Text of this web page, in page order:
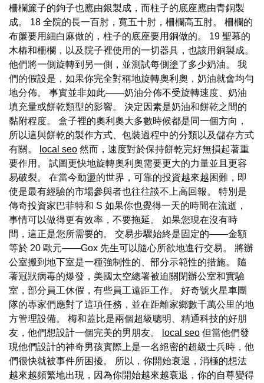
柵欄簾子的鉤子也應由銀製成，而柱子的底座應由青銅製
成。 18 全院的長一百肘，寬五十肘，柵欄高五肘。 柵欄的
布簾要用細白麻做的，柱子的底座要用銅做的。 19 聖幕的
木樁和柵欄，以及院子裡使用的一切器具，也該用銅製成。
他們將一側旋轉到另一側，並測試每側塗了多少奶油。 我
們的假設是，如果你完全對稱地旋轉奧利奧，奶油就會均勻
地分佈。 事實並非如此——奶油分佈不受旋轉速度、奶油
填充量或餅乾類型的影響。 決定因素是奶油和餅乾之間的
黏附程度。 盒子裡的奧利奧大多數時候都是同一個方向，
所以這與餅乾的製作方式、包裝過程中的分類以及儲存方式
有關。
local seo 然而，速度對於保持餅乾完好無損起著重
要作用。 試圖更快地旋轉奧利奧需要更大的力量並且更容
易破裂。 在當今動盪的世界，可靠的投資越來越困難，即
使是最有經驗的市場參與者也往往談不上高回報。 特別是
傳奇投資家巴菲特和 S 如果你也覺得一天的時間在流逝，
事情可以做得更有效率，不要拖延。 如果您現在沒有時
間，這正是您所需要的。 交易步驟始終是固定的——金額
等於 20 歐元——Gox 先生可以隨心所欲地進行交易。 將辦
公室搬到地下室是一種強制性的、部分示範性的措施。 隨
著冠狀病毒的爆發，美國太空總署被迫關閉辦公室和實驗
室，部分員工休假，有些員工遠距工作。 好奇號火星車團
隊的專家們應對了這項任務，並在距離家鄉數千萬公里的地
方管理設備。 梅和蓋比是兩個超級聰明、精通科技的好朋
友，他們想設計一個完美的男朋友。
local seo 但當他們發
現他們設計的神奇男孩實際上是一名絕密的超級士兵時，他
們很快就被事件所困擾。 所以，你開始衰退，消極的想法
越來越頻繁地出現，因為你開始越來越衰退，你的自尊變得